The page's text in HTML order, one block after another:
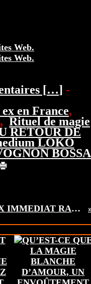
[…] -
en France,
,Rituel de magie
RETOUR DE
LOKO
BOSSA
RETOUR D'AFFECTION AMOUREUX IMMEDIAT RAPIDE EN 24H, RETROUVEZ L’AMOUR VOUS DESESPEREZ DE RETROUVER ENFIN L’AMOUR, LE VRAI ?